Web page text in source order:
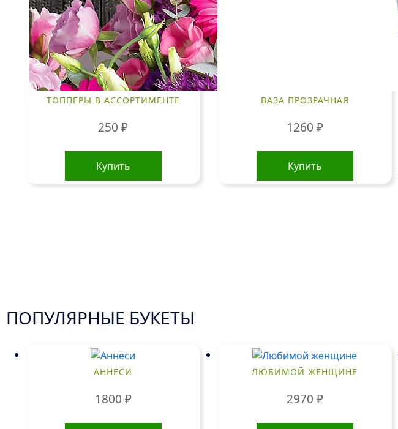
ТОППЕРЫ В АССОРТИМЕНТЕ
250₽
Купить
ВАЗА ПРОЗРАЧНАЯ
1260 ₽
Купить
ПОПУЛЯРНЫЕ БУКЕТЫ
АННЕСИ
1800 ₽
ЛЮБИМОЙ ЖЕНЩИНЕ
2970 ₽